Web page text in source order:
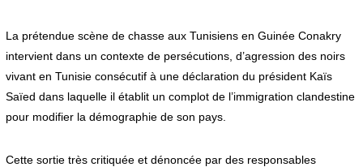
La prétendue scène de chasse aux Tunisiens en Guinée Conakry
intervient dans un contexte de persécutions, d’agression des noirs
vivant en Tunisie consécutif à une déclaration du président Kaïs
Saïed dans laquelle il établit un complot de l’immigration clandestine
pour modifier la démographie de son pays.
Cette sortie très critiquée et dénoncée par des responsables